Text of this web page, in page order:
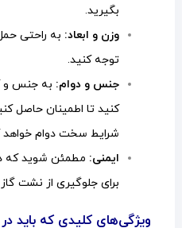
بگیرید.
وزن و ابعاد: به راحتی
توجه کنید.
جنس و دوام: به جنس و
کنید تا اطمینان حاصل
شرایط سخت دوام خواهد
ایمنی: مطمئن شوید که
برای جلوگیری از نشت
ویژگی‌های کلیدی که باید